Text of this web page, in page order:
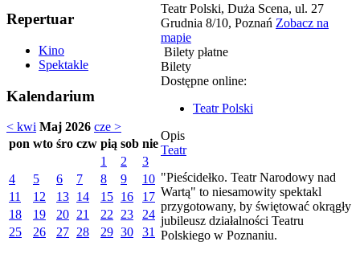
Repertuar
Kino
Spektakle
Kalendarium
< kwi Maj 2026 cze >
pon wto śro czw pią sob nie
1
2
3
4
5 6 7 8 9
10
11
12 13 14 15 16
17
18
19 20 21 22 23
24
25
26 27 28 29 30 31
Teatr Polski, Duża Scena, ul. 27
Grudnia 8/10, Poznań Zobacz na
mapie
Bilety płatne
Bilety
Dostępne online:
Teatr Polski
Opis
Teatr
"Pieścidełko. Teatr Narodowy nad
Wartą" to niesamowity spektakl
przygotowany, by świętować okrągły
jubileusz działalności Teatru
Polskiego w Poznaniu.